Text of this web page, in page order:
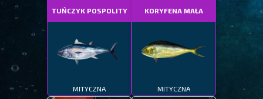
TUŃCZYK POSPOLITY
MITYCZNA
KORYFENA MAŁA
MITYCZNA